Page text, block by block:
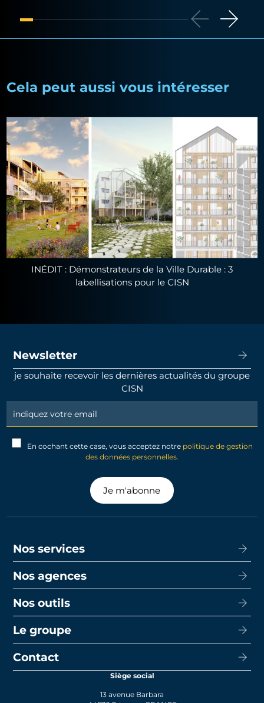
Cela peut aussi vous intéresser
INÉDIT : Démonstrateurs de la Ville Durable : 3
labellisations pour le CISN
Newsletter
je souhaite recevoir les dernières actualités du groupe
CISN
Newsletter
Signup
En cochant cette case, vous acceptez notre politique de gestion
des données personnelles.
Je m'abonne
Nos services
Acheter
Promotion
Transaction
Faire gérer
Nos agences
CISN Agence Immobilière Nantes Decré
CISN Agence Immobilière La Baule
Nos outils
Capacité d’emprunt
Le prêt bancaire
Le groupe
Le groupe
Contact
Siège social
13 avenue Barbara